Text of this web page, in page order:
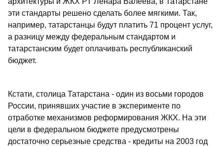
эти стандарты решено сделать более мягкими. Так,
например, татарстанцы будут платить 71 процент услуг,
а разницу между федеральным стандартом и
татарстанским будет оплачивать республиканский
бюджет.
Кстати, столица Татарстана - один из восьми городов
России, принявших участие в эксперименте по
отработке механизмов реформирования ЖКХ. На эти
цели в федеральном бюджете предусмотрены
достаточно серьезные средства - кредиты на 2003 год